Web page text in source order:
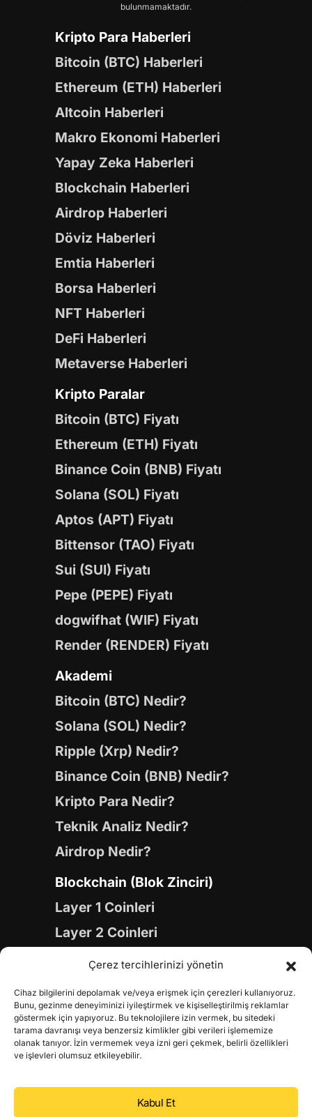
Çerez tercihlerinizi yönetin
Cihaz bilgilerini depolamak ve/veya erişmek için çerezleri kullanıyoruz.
Bunu, gezinme deneyiminizi iyileştirmek ve kişiselleştirilmiş reklamlar
göstermek için yapıyoruz. Bu teknolojilere izin vermek, bu sitedeki
tarama davranışı veya benzersiz kimlikler gibi verileri işlememize
olanak tanıyor. İzin vermemek veya izni geri çekmek, belirli özellikleri
ve işlevleri olumsuz etkileyebilir.
Kabul Et
bulunmamaktadır.
Kripto Para Haberleri
Bitcoin (BTC) Haberleri
Ethereum (ETH) Haberleri
Altcoin Haberleri
Makro Ekonomi Haberleri
Yapay Zeka Haberleri
Blockchain Haberleri
Airdrop Haberleri
Döviz Haberleri
Emtia Haberleri
Borsa Haberleri
NFT Haberleri
DeFi Haberleri
Metaverse Haberleri
Kripto Paralar
Bitcoin (BTC) Fiyatı
Ethereum (ETH) Fiyatı
Binance Coin (BNB) Fiyatı
Solana (SOL) Fiyatı
Aptos (APT) Fiyatı
Bittensor (TAO) Fiyatı
Sui (SUI) Fiyatı
Pepe (PEPE) Fiyatı
dogwifhat (WIF) Fiyatı
Render (RENDER) Fiyatı
Akademi
Bitcoin (BTC) Nedir?
Solana (SOL) Nedir?
Ripple (Xrp) Nedir?
Binance Coin (BNB) Nedir?
Kripto Para Nedir?
Teknik Analiz Nedir?
Airdrop Nedir?
Blockchain (Blok Zinciri)
Layer 1 Coinleri
Layer 2 Coinleri
Yapay Zeka (AI) Coinleri
Gaming Coinleri
RWA Coinleri
DeFi Coinleri
DePIN Coinleri
Metaverse Coinleri